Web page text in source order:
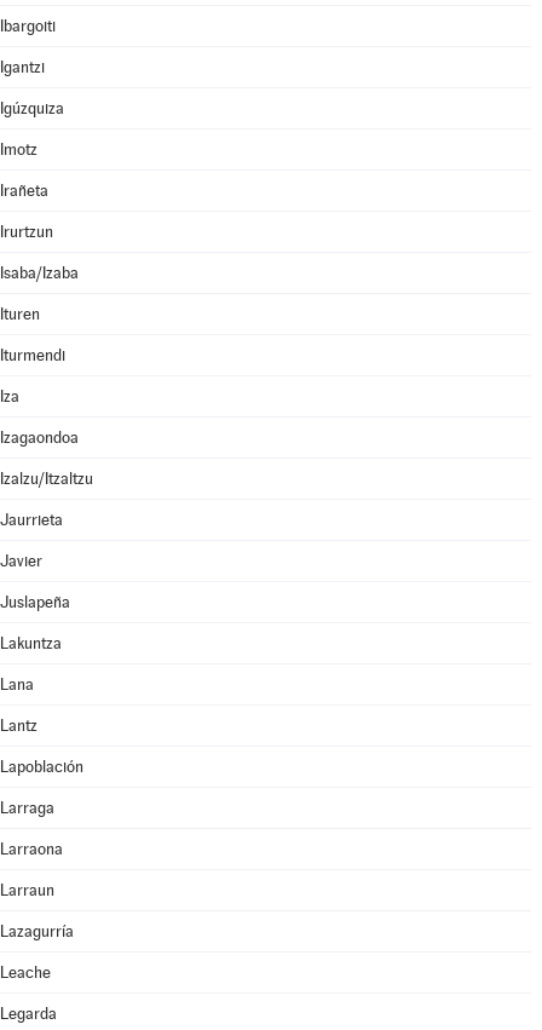
Ibargoiti
Igantzi
Igúzquiza
Imotz
Irañeta
Irurtzun
Isaba/Izaba
Ituren
Iturmendi
Iza
Izagaondoa
Izalzu/Itzaltzu
Jaurrieta
Javier
Juslapeña
Lakuntza
Lana
Lantz
Lapoblación
Larraga
Larraona
Larraun
Lazagurría
Leache
Legarda